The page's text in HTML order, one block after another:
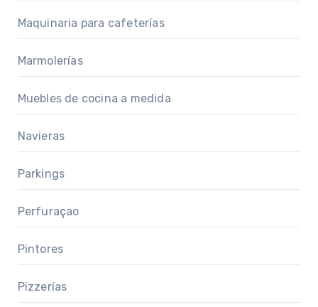
Maquinaria para cafeterías
Marmolerías
Muebles de cocina a medida
Navieras
Parkings
Perfuraçao
Pintores
Pizzerías